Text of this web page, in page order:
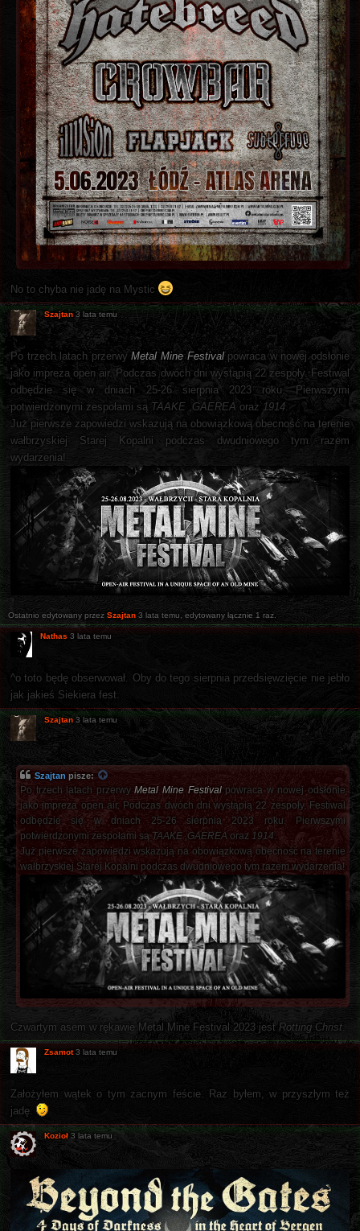
No to chyba nie jadę na Mystic
Szajtan 3 lata temu
Po trzech latach przerwyMetal Mine Festivalpowraca w nowej odsłonie
jako impreza open air. Podczas dwóch dni wystąpią 22 zespoły. Festiwal
odbędzie się w dniach 25-26 sierpnia 2023 roku. Pierwszymi
potwierdzonymi zespołami są TAAKE ,GAEREA oraz 1914.
Już pierwsze zapowiedzi wskazują na obowiązkową obecność na terenie
wałbrzyskiej Starej Kopalni podczas dwudniowego tym razem
wydarzenia!
Ostatnio edytowany przez Szajtan 3 lata temu , edytowany łącznie 1 raz.
Nathas 3 lata temu
^o toto będę obserwował. Oby do tego sierpnia przedsięwzięcie nie jebło
jak jakieś Siekiera fest.
Szajtan 3 lata temu
Szajtan pisze:
Po trzech latach przerwyMetal Mine Festivalpowraca w nowej odsłonie
jako impreza open air. Podczas dwóch dni wystąpią 22 zespoły. Festiwal
odbędzie się w dniach 25-26 sierpnia 2023 roku. Pierwszymi
potwierdzonymi zespołami są TAAKE ,GAEREA oraz 1914.
Już pierwsze zapowiedzi wskazują na obowiązkową obecność na terenie
wałbrzyskiej Starej Kopalni podczas dwudniowego tym razem wydarzenia!
Czwartym asem w rękawie Metal Mine Festival 2023 jest Rotting Christ.
Zsamot 3 lata temu
Założyłem wątek o tym zacnym feście. Raz byłem, w przyszłym też
jadę.
Kozioł 3 lata temu